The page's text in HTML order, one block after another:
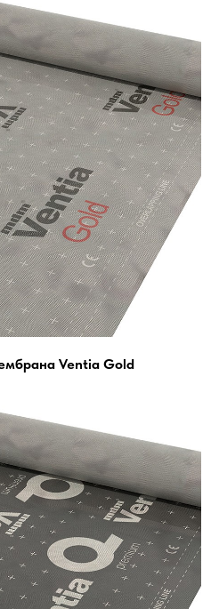
Ventia Gold